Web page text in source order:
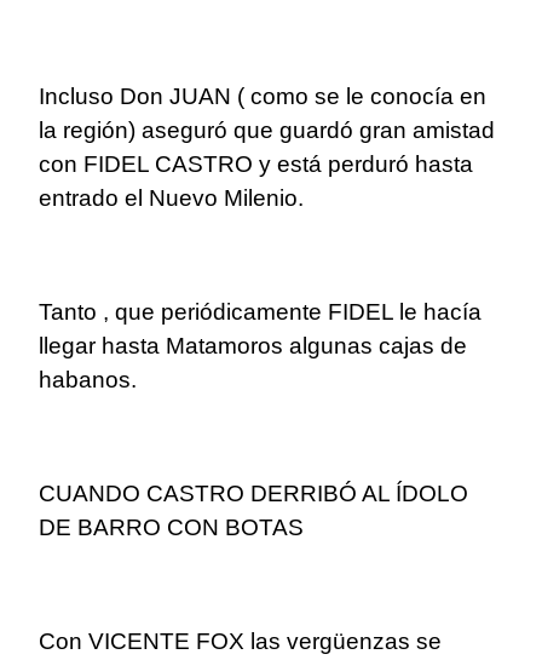
Incluso Don JUAN ( como se le conocía en
la región) aseguró que guardó gran amistad
con FIDEL CASTRO y está perduró hasta
entrado el Nuevo Milenio.
Tanto , que periódicamente FIDEL le hacía
llegar hasta Matamoros algunas cajas de
habanos.
CUANDO CASTRO DERRIBÓ AL ÍDOLO
DE BARRO CON BOTAS
Con VICENTE FOX las vergüenzas se